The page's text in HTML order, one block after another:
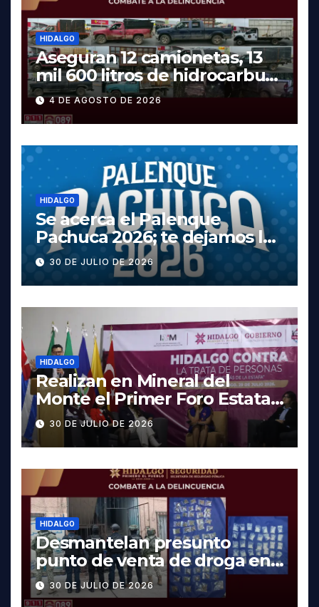
HIDALGO
Aseguran 12 camionetas, 13
mil 600 litros de hidrocarburo
y dos vehículos robados en
Tula
4 DE AGOSTO DE 2026
HIDALGO
Se acerca el Palenque
Pachuca 2026; te dejamos la
cartelera completa, las
fechas y los precios
30 DE JULIO DE 2026
HIDALGO
Realizan en Mineral del
Monte el Primer Foro Estatal
contra la Trata de Personas
30 DE JULIO DE 2026
HIDALGO
Desmantelan presunto
punto de venta de droga en
Pachuca; hay dos detenidos
30 DE JULIO DE 2026